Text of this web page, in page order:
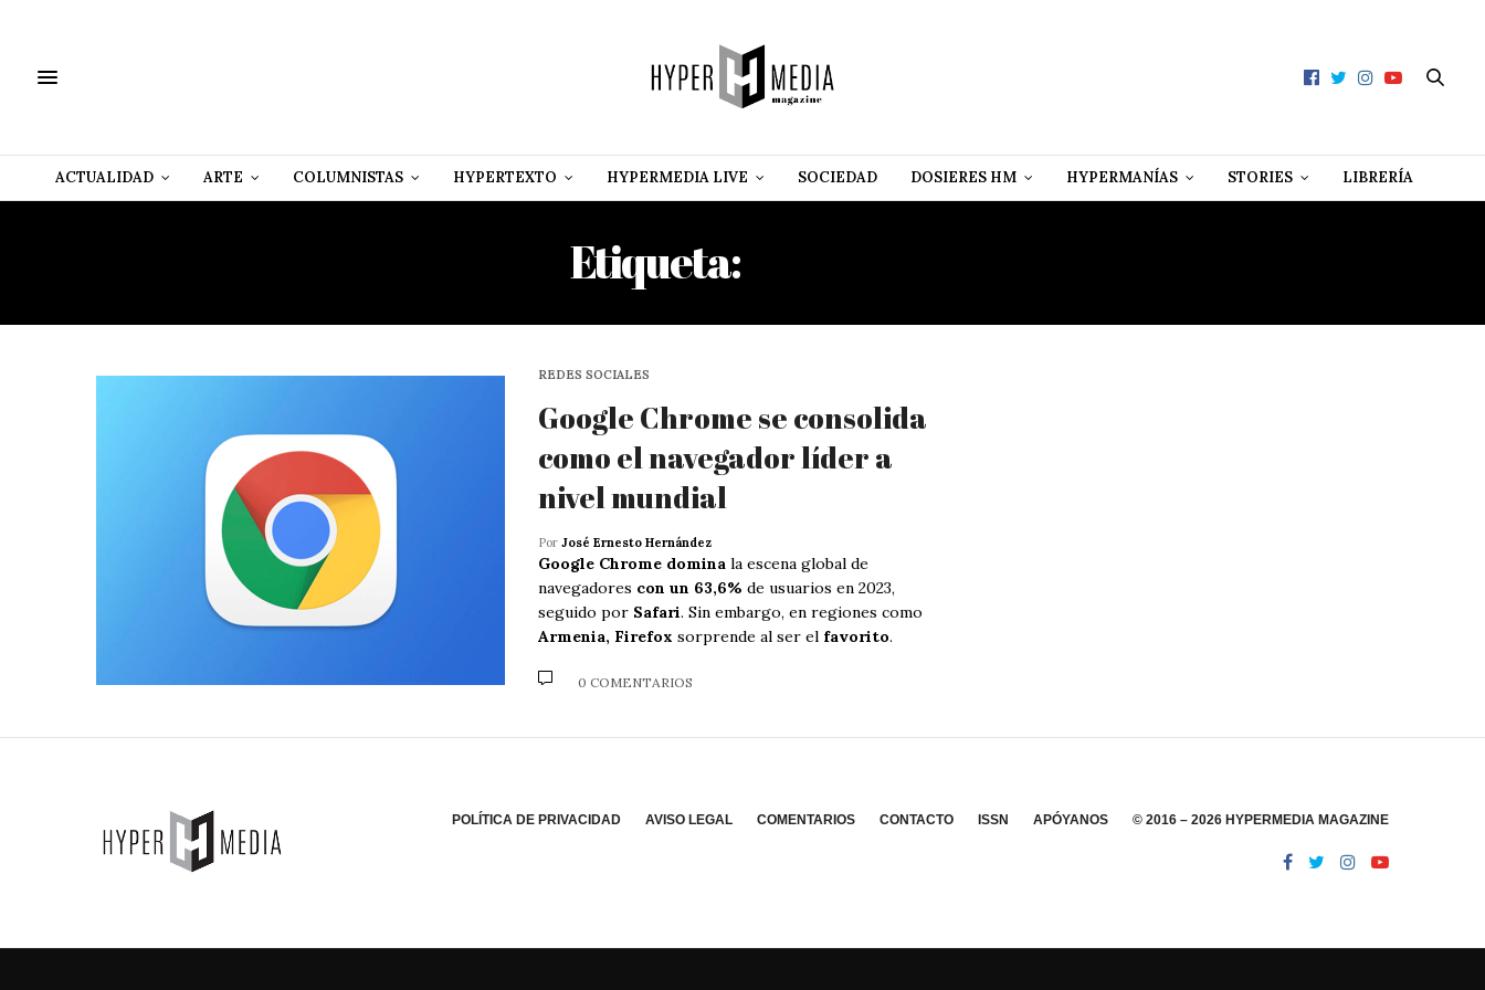
ACTUALIDAD ARTE COLUMNISTAS HYPERTEXTO HYPERMEDIA LIVE SOCIEDAD DOSIERES HM HYPERMANÍAS STORIES LIBRERÍA
Etiqueta:
REDES SOCIALES
Google Chrome se consolida
como el navegador líder a
nivel mundial
Por José Ernesto Hernández
Google Chrome domina la escena global de
navegadores con un 63,6% de usuarios en 2023,
seguido por Safari. Sin embargo, en regiones como
Armenia, Firefox sorprende al ser el favorito.
0 COMENTARIOS
POLÍTICA DE PRIVACIDAD AVISO LEGAL COMENTARIOS CONTACTO ISSN APÓYANOS © 2016 – 2026 HYPERMEDIA MAGAZINE